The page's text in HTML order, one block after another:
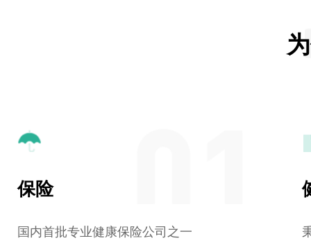
保险
国内首批专业健康保险公司之一